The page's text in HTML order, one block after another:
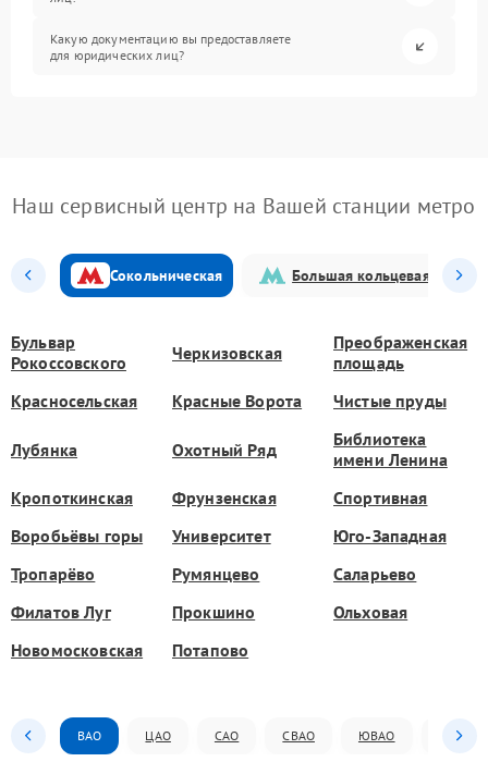
Какую документацию вы предоставляете
для юридических лиц?
Наш сервисный центр на Вашей станции метро
Сокольническая Большая кольцевая
Бульвар
Рокоссовского
Черкизовская
Преображенская
площадь
Красносельская
Красные Ворота Чистые пруды
Лубянка Охотный Ряд
Библиотека
имени Ленина
Кропоткинская
Фрунзенская
Спортивная
Воробьёвы горы
Университет
Юго-Западная
Тропарёво
Румянцево
Саларьево
Филатов Луг
Прокшино
Ольховая
Новомосковская
Потапово
ВАО ЦАО САО СВАО ЮВАО ЮАО